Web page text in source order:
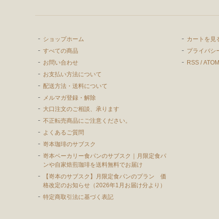
ショップホーム
すべての商品
お問い合わせ
お支払い方法について
配送方法・送料について
メルマガ登録・解除
大口注文のご相談、承ります
不正転売商品にご注意ください。
よくあるご質問
嵜本珈琲のサブスク
嵜本ベーカリー食パンのサブスク｜月限定食パ
ンや自家焙煎珈琲を送料無料でお届け
【嵜本のサブスク】月限定食パンのプラン 価
格改定のお知らせ（2026年1月お届け分より）
特定商取引法に基づく表記
カートを見
プライバシ
RSS /ATOM